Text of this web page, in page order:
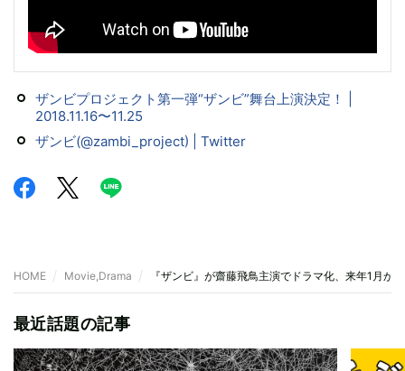
ザンビプロジェクト第一弾“ザンビ”舞台上演決定！ |
2018.11.16〜11.25
ザンビ(@zambi_project) | Twitter
HOME Movie,Drama 『ザンビ』が齋藤飛鳥主演でドラマ化、来年1月
最近話題の記事